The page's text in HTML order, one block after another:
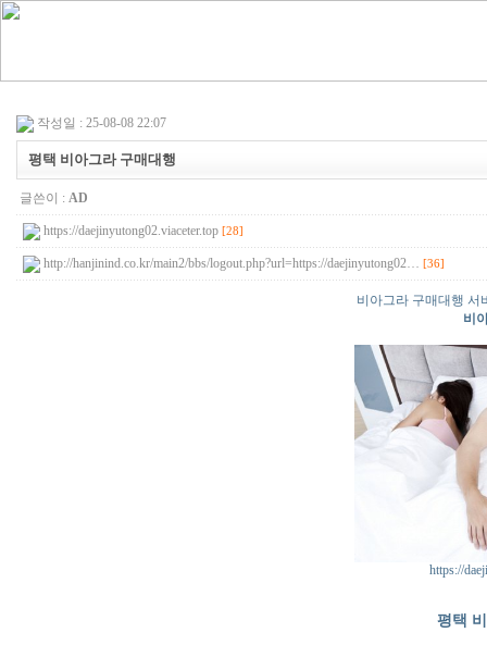
작성일 : 25-08-08 22:07
평택 비아그라 구매대행
글쓴이 : AD
https://daejinyutong02.viaceter.top [28]
http://hanjinind.co.kr/main2/bbs/logout.php?url=https://daejinyutong02… [36]
비아그라 구매대행 서
비
https://
평택